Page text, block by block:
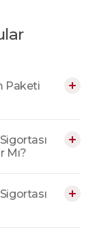
Paketi
alıp, doğum
Mı?